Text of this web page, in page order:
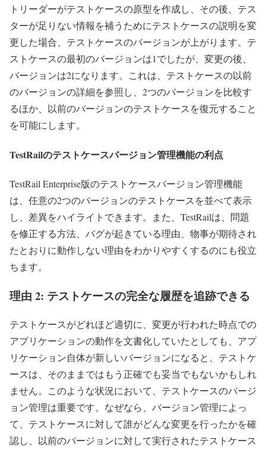
トリーダーがテストケースの原型を作成し、その後、テス
ターが足りない情報を補うためにテストケースの説明を変
更した場合、テストケースのバージョンが上がります。テ
ストケースの最初のバージョンは1でしたが、変更の後、
バージョンは2になります。これは、テストケースの以前
のバージョンの詳細を参照し、2つのバージョンを比較す
るほか、以前のバージョンのテストケースを復元すること
を可能にします。
TestRailのテストケースバージョン管理機能の利点
TestRail Enterprise版のテストケースバージョン管理機能
は、任意の2つのバージョンのテストケースを並べて表示
し、差異をハイライトできます。また、TestRailは、問題
を修正する方法、バグが起きている理由、物事が期待され
たとおりに動作しない理由をわかりやすくするのにも役立
ちます。
理由 2: テストケースの完全な履歴を追跡できる
テストケースがどれほど適切に、変更が行われた時点での
アプリケーションの動作を文書化していたとしても、アプ
リケーション自体が新しいバージョンになると、テストケ
ースは、そのままではもう正確でも妥当でもないかもしれ
ません。このような状況において、テストケースのバージ
ョン管理は重要です。なぜなら、バージョン管理によっ
て、テストケースに対して誰がどんな変更を行ったかを確
認し、以前のバージョンに対して実行されたテストケース